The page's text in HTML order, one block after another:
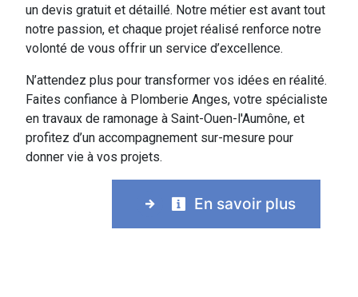
un devis gratuit et détaillé. Notre métier est avant tout
notre passion, et chaque projet réalisé renforce notre
volonté de vous offrir un service d’excellence.
N’attendez plus pour transformer vos idées en réalité.
Faites confiance à Plomberie Anges, votre spécialiste
en travaux de ramonage à Saint-Ouen-l'Aumône, et
profitez d’un accompagnement sur-mesure pour
donner vie à vos projets.
En savoir plus